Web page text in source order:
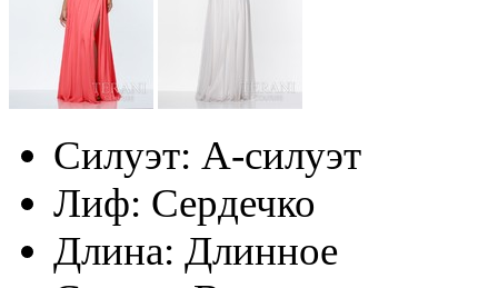
Силуэт: А-силуэт
Лиф: Сердечко
Длина: Длинное